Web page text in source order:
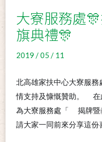
大寮服務處
旗典禮🎊
2019 / 05 / 11
北高雄家扶中心大寮服
情支持及慷慨贊助。
為大寮服務處「
揭牌
請大家一同前來分享這份